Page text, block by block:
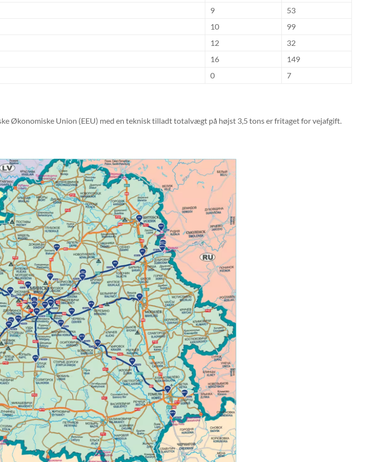
9
53
10
99
12
32
16
149
0 7
Økonomiske Union (EEU) med en teknisk tilladt totalvægt på højst 3,5 tons er fritaget for vejafgift.